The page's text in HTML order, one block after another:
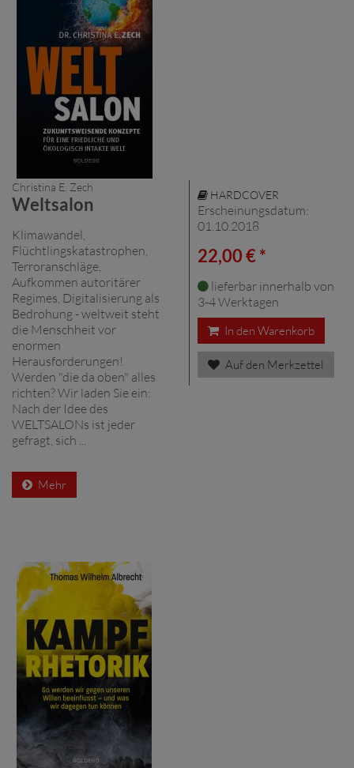
Christina E. Zech
Weltsalon
Klimawandel,
Flüchtlingskatastrophen,
Terroranschläge,
Aufkommen autoritärer
Regimes, Digitalisierung als
Bedrohung - weltweit steht
die Menschheit vor
enormen
Herausforderungen!
Werden "die da oben" alles
richten? Wir laden Sie ein:
Nach der Idee des
WELTSALONs ist jeder
gefragt, sich ...
Mehr
HARDCOVER
Erscheinungsdatum:
01.10.2018
22,00 € *
lieferbar innerhalb von
3-4 Werktagen
In den Warenkorb
Auf den Merkzettel